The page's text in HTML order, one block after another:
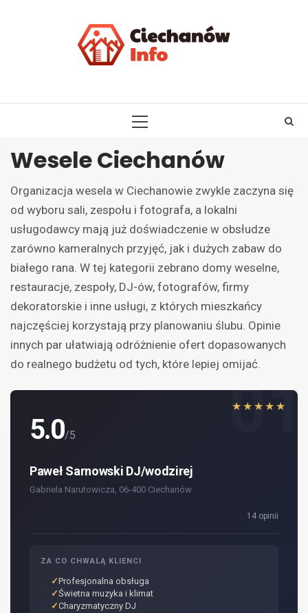
PRIMARY
Wesele Ciechanów
Organizacja wesela w Ciechanowie zwykle zaczyna się
od wyboru sali, zespołu i fotografa, a lokalni
usługodawcy mają już doświadczenie w obsłudze
zarówno kameralnych przyjęć, jak i dużych zabaw do
białego rana. W tej kategorii zebrano domy weselne,
restauracje, zespoły, DJ-ów, fotografów, firmy
dekoratorskie i inne usługi, z których mieszkańcy
najczęściej korzystają przy planowaniu ślubu. Opinie
innych par ułatwiają odróżnienie ofert dopasowanych
do realnego budżetu od tych, które lepiej omijać.
01
★★★★★
5.0/5
Paweł Sarnowski DJ/wodzirej
Gabriela Narutowicza, 06-400 Ciechanów
14 opinii
ZA CO CHWALĄ KLIENCI
Profesjonalna obsługa
Świetna muzyka i klimat
Charyzmatyczny DJ